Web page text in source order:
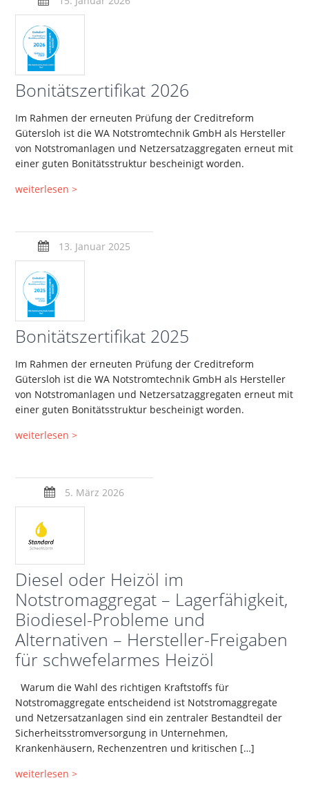
Bonitätszertifikat 2026
Im Rahmen der erneuten Prüfung der Creditreform
Gütersloh ist die WA Notstromtechnik GmbH als Hersteller
von Notstromanlagen und Netzersatzaggregaten erneut mit
einer guten Bonitätsstruktur bescheinigt worden.
weiterlesen >
13. Januar 2025
Bonitätszertifikat 2025
Im Rahmen der erneuten Prüfung der Creditreform
Gütersloh ist die WA Notstromtechnik GmbH als Hersteller
von Notstromanlagen und Netzersatzaggregaten erneut mit
einer guten Bonitätsstruktur bescheinigt worden.
weiterlesen >
5. März 2026
Diesel oder Heizöl im
Notstromaggregat – Lagerfähigkeit,
Biodiesel-Probleme und
Alternativen – Hersteller-Freigaben
für schwefelarmes Heizöl
Warum die Wahl des richtigen Kraftstoffs für
Notstromaggregate entscheidend ist Notstromaggregate
und Netzersatzanlagen sind ein zentraler Bestandteil der
Sicherheitsstromversorgung in Unternehmen,
Krankenhäusern, Rechenzentren und kritischen […]
weiterlesen >